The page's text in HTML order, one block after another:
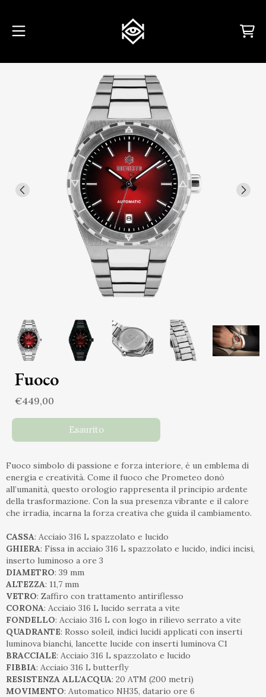
Carrello
Fuoco
€449,00
Esaurito
Fuoco simbolo di passione e forza interiore, è un emblema di
energia e creatività. Come il fuoco che Prometeo donò
all’umanità, questo orologio rappresenta il principio ardente
della trasformazione. Con la sua presenza vibrante e il calore
che irradia, incarna la forza creativa che guida il cambiamento.
CASSA: Acciaio 316 L spazzolato e lucido
GHIERA: Fissa in acciaio 316 L spazzolato e lucido, indici incisi,
inserto luminoso a ore 3
DIAMETRO: 39 mm
ALTEZZA: 11,7 mm
VETRO: Zaffiro con trattamento antiriflesso
CORONA: Acciaio 316 L lucido serrata a vite
FONDELLO: Acciaio 316 L con logo in rilievo serrato a vite
QUADRANTE: Rosso soleil, indici lucidi applicati con inserti
luminova bianchi, lancette lucide con inserti luminova C1
BRACCIALE: Acciaio 316 L spazzolato e lucido
FIBBIA: Acciaio 316 L butterfly
RESISTENZA ALL'ACQUA: 20 ATM (200 metri)
MOVIMENTO: Automatico NH35, datario ore 6